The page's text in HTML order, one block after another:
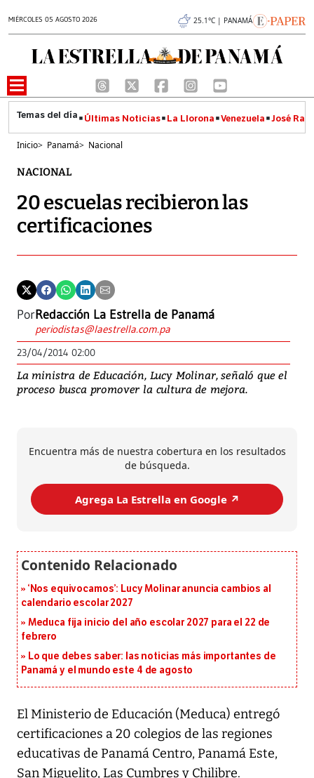
MIÉRCOLES 05 AGOSTO 2026 25.1°C | PANAMÁ
Últimas Noticias La Llorona Venezuela José
Inicio> Panamá> Nacional
NACIONAL
20 escuelas recibieron las
certificaciones
PorRedacción La Estrella de Panamá
periodistas@laestrella.com.pa
23/04/2014 02:00
La ministra de Educación, Lucy Molinar, señaló que el
proceso busca promover la cultura de mejora.
Encuentra más de nuestra cobertura en los resultados
de búsqueda.
Agrega La Estrella en Google ↗️
‘Nos equivocamos’: Lucy Molinar anuncia cambios al
calendario escolar 2027
Meduca fija inicio del año escolar 2027 para el 22 de
febrero
Lo que debes saber: las noticias más importantes de
Panamá y el mundo este 4 de agosto
El Ministerio de Educación (Meduca) entregó
certificaciones a 20 colegios de las regiones
educativas de Panamá Centro, Panamá Este,
San Miguelito, Las Cumbres y Chilibre.